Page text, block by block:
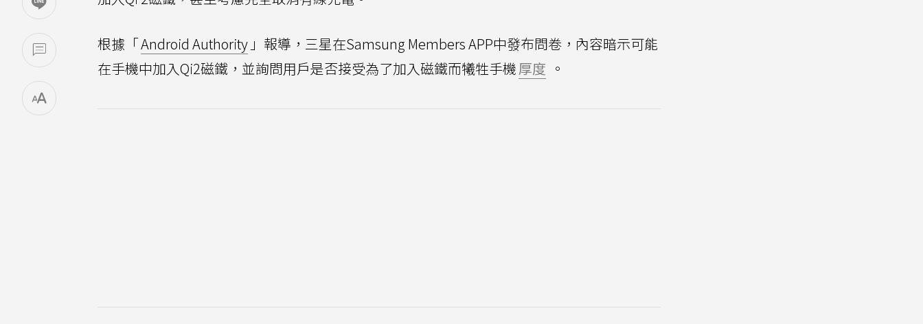
根據「Android Authority 」報導，三星在Samsung Members APP中發布問卷，內容暗示可能
在手機中加入Qi2磁鐵，並詢問用戶是否接受為了加入磁鐵而犧牲手機厚度 。